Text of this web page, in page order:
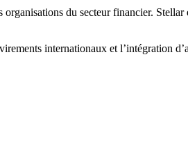
du secteur financier.
internationaux et l’intégration